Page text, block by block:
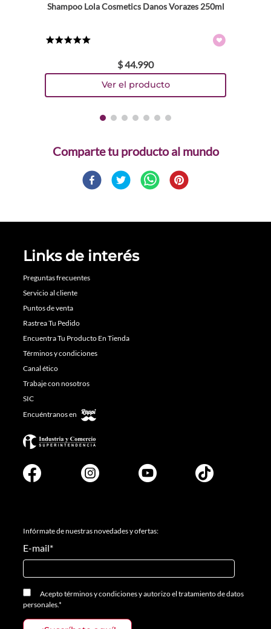
Shampoo Lola Cosmetics Danos Vorazes 250ml
$44.990
Comparte
Links de interés
Preguntas frecuentes
Servicio al cliente
Puntos de venta
Rastrea Tu Pedido
Encuentra Tu Producto En Tienda
Términos y condiciones
Canal ético
Trabaje con nosotros
SIC
Encuéntranos en
Infórmate de nuestras novedades y ofertas:
E-mail*
Aceptotérminos y condicionesyautorizo el tratamiento de datos
personales.*